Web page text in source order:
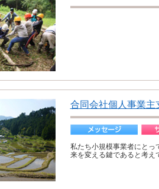
合同会社個人事業主
私たち小規模事業者にとっ
来を変える鍵であると考え